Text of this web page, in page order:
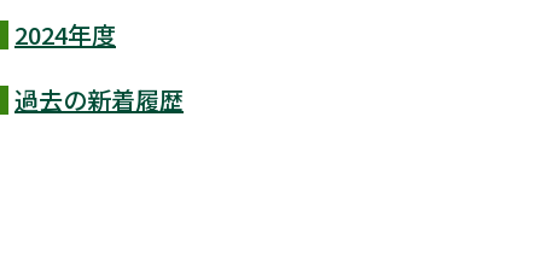
2024年度
過去の新着履歴